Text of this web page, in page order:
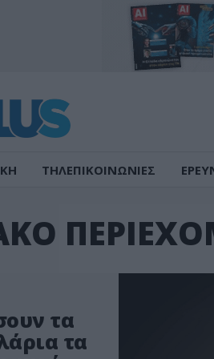
ΤΗΛΕΠΙΚΟΙΝΩΝΙΕΣ
τα
τα